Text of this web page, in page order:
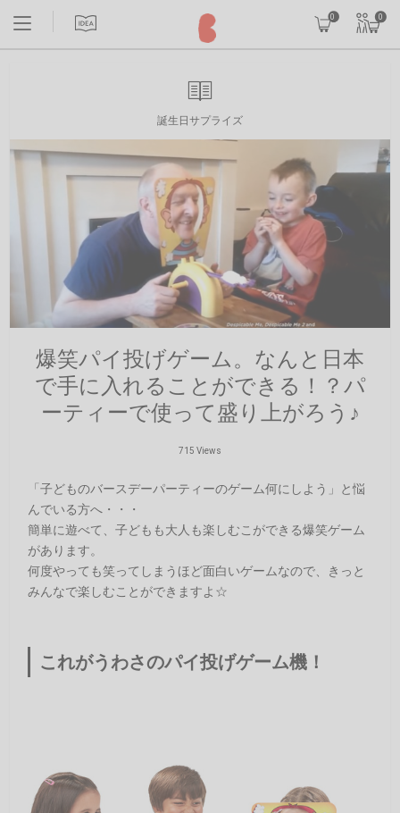
0 0
誕生日サプライズ
爆笑パイ投げゲーム。なんと日本
で手に入れることができる！？パ
ーティーで使って盛り上がろう♪
715 Views
「子どものバースデーパーティーのゲーム何にしよう」と悩
んでいる方へ・・・
簡単に遊べて、子どもも大人も楽しむこができる爆笑ゲーム
があります。
何度やっても笑ってしまうほど面白いゲームなので、きっと
みんなで楽しむことができますよ☆
これがうわさのパイ投げゲーム機！